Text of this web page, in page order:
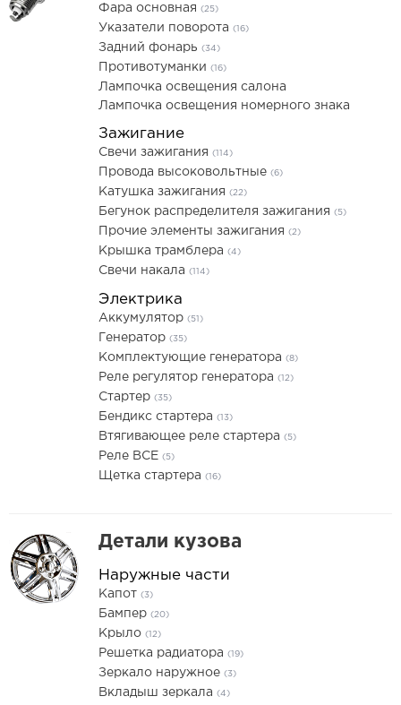
Фара основная (25)
Указатели поворота (16)
Задний фонарь (34)
Противотуманки (16)
Лампочка освещения салона
Лампочка освещения номерного знака
Зажигание
Свечи зажигания (114)
Провода высоковольтные (6)
Катушка зажигания (22)
Бегунок распределителя зажигания (5)
Прочие элементы зажигания (2)
Крышка трамблера (4)
Свечи накала (114)
Электрика
Аккумулятор (51)
Генератор (35)
Комплектующие генератора (8)
Реле регулятор генератора (12)
Стартер (35)
Бендикс стартера (13)
Втягивающее реле стартера (5)
Реле ВСЕ (5)
Щетка стартера (16)
Детали кузова
Наружные части
Капот (3)
Бампер (20)
Крыло (12)
Решетка радиатора (19)
Зеркало наружное (3)
Вкладыш зеркала (4)